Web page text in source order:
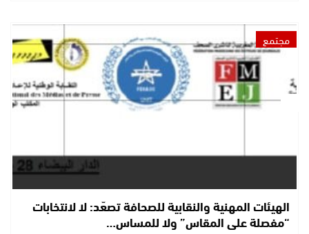
مجتمع
الهيئات المهنية والنقابية للصحافة تصعّد: لا لانتخابات
“مفصلة على المقاس” ولا للمساس…